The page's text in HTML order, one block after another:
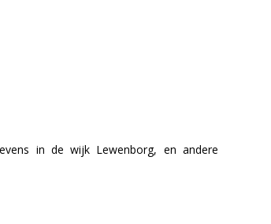
in de wijk Lewenborg, en andere